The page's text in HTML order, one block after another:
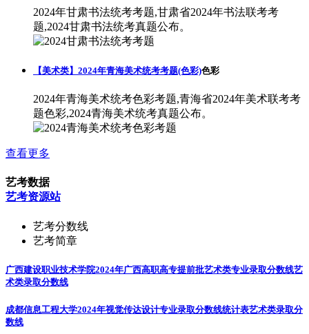
2024年甘肃书法统考考题,甘肃省2024年书法联考考
题,2024甘肃书法统考真题公布。
【美术类】2024年青海美术统考考题(色彩)色彩
2024年青海美术统考色彩考题,青海省2024年美术联考考
题色彩,2024青海美术统考真题公布。
查看更多
艺考数据
艺考资源站
艺考分数线
艺考简章
广西建设职业技术学院2024年广西高职高专提前批艺术类专业录取分数线艺
术类录取分数线
成都信息工程大学2024年视觉传达设计专业录取分数线统计表艺术类录取分
数线